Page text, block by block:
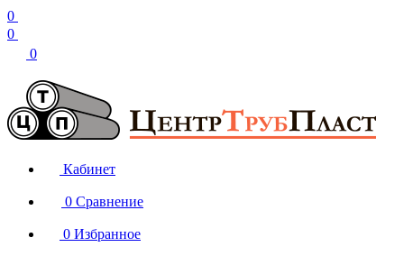
0
0
0
Кабинет
0 Сравнение
0 Избранное